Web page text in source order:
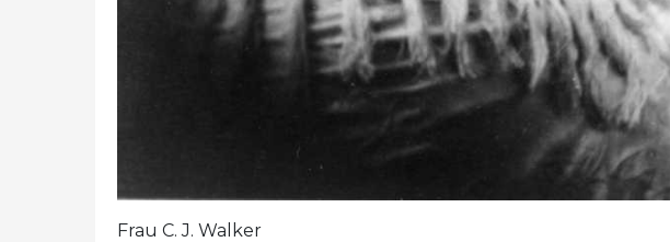
Frau C. J. Walker